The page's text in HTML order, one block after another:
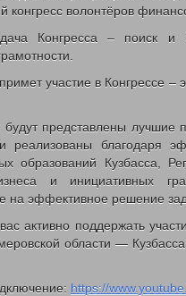
работе
документы управления
и защиты персональных
коррупции
услуги
юридическое бюро Кузбасса
детей, женщин, семьи
выплата семьям в связи с
семьям
полноценным питанием детей
многодетным матерям
материнский (семейный) капитал
военнослужащим и членам
отдел по обеспечению
конгресс волонтёров
Конгресса – поиск и
участие в Конгрессе –
будут представлены лучшие
реализованы благодаря
образований Кузбасса,
и инициативных
на эффективное решение
активно поддержать
области —
https://